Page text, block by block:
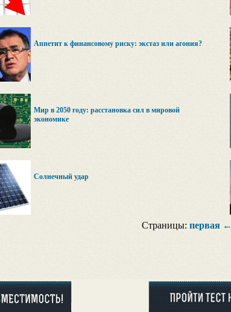
Аппетит к финансовому риску: экстаз или агония?
Мир в 2050 году: расстановка сил в мировой
экономике
Солнечный удар
Страницы: первая←